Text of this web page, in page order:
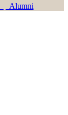
Alumni